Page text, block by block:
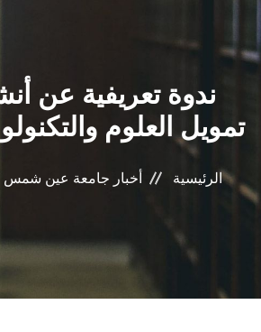
ندوة تعريفية عن
تمويل العلوم
الرئيسية أخبار جامعة عين شمس